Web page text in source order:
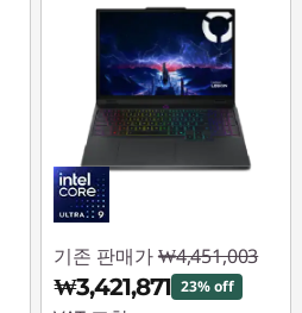
기존 판매가 ₩4,451,003
₩3,421,871 23% off